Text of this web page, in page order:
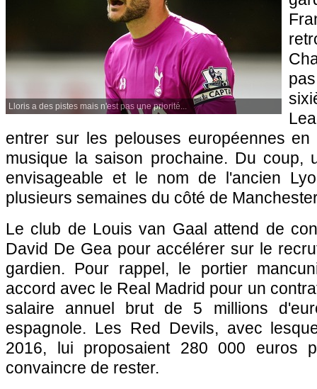
Lloris a des pistes mais n'est pas une priorité...
entrer sur les pelouses européennes
musique la saison prochaine. Du coup,
envisageable et le nom de l'ancien
plusieurs semaines du côté de
Le club de Louis van Gaal attend de
David De Gea pour accélérer sur le
gardien. Pour rappel, le portier
accord avec le Real Madrid pour un
salaire annuel brut de 5 millions
espagnole. Les Red Devils, avec
2016, lui proposaient 280 000 euros
convaincre de rester.